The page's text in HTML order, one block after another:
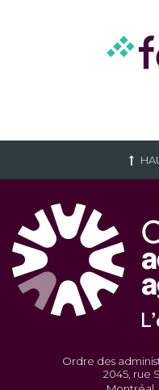
Ordre des
2045, rue